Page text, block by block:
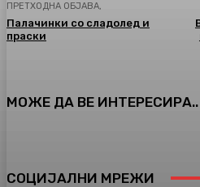
ПРЕТХОДНА ОБЈАВА,
Палачинки со сладолед и
праски
МОЖЕ ДА ВЕ ИНТЕРЕСИРА..
СОЦИЈАЛНИ МРЕЖИ